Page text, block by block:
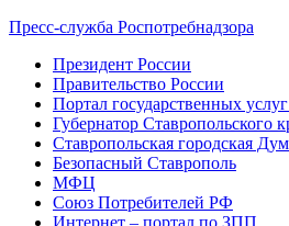
Пресс-служба Роспотребнадзора
Президент России
Правительство России
Портал государственных
Губернатор Ставропольского
Ставропольская городская
Безопасный Ставрополь
МФЦ
Союз Потребителей РФ
Интернет – портал по ЗПП